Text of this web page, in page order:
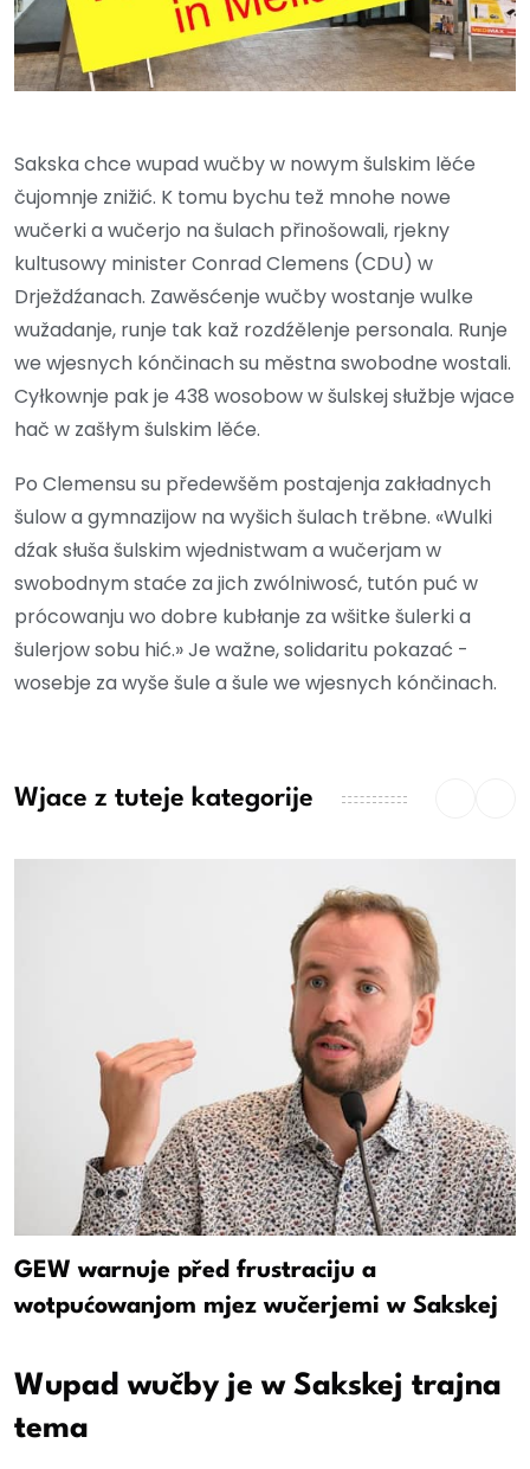
Sakska chce wupad wučby w nowym šulskim lěće
čujomnje znižić. K tomu bychu tež mnohe nowe
wučerki a wučerjo na šulach přinošowali, rjekny
kultusowy minister Conrad Clemens (CDU) w
Drježdźanach. Zawěsćenje wučby wostanje wulke
wužadanje, runje tak kaž rozdźělenje personala. Runje
we wjesnych kónčinach su městna swobodne wostali.
Cyłkownje pak je 438 wosobow w šulskej słužbje wjace
hač w zašłym šulskim lěće.
Po Clemensu su předewšěm postajenja zakładnych
šulow a gymnazijow na wyšich šulach trěbne. «Wulki
dźak słuša šulskim wjednistwam a wučerjam w
swobodnym staće za jich zwólniwosć, tutón puć w
prócowanju wo dobre kubłanje za wšitke šulerki a
šulerjow sobu hić.» Je wažne, solidaritu pokazać -
wosebje za wyše šule a šule we wjesnych kónčinach.
Wjace z tuteje kategorije
GEW warnuje před frustraciju a
wotpućowanjom mjez wučerjemi w Sakskej
Wupad wučby je w Sakskej trajna
tema